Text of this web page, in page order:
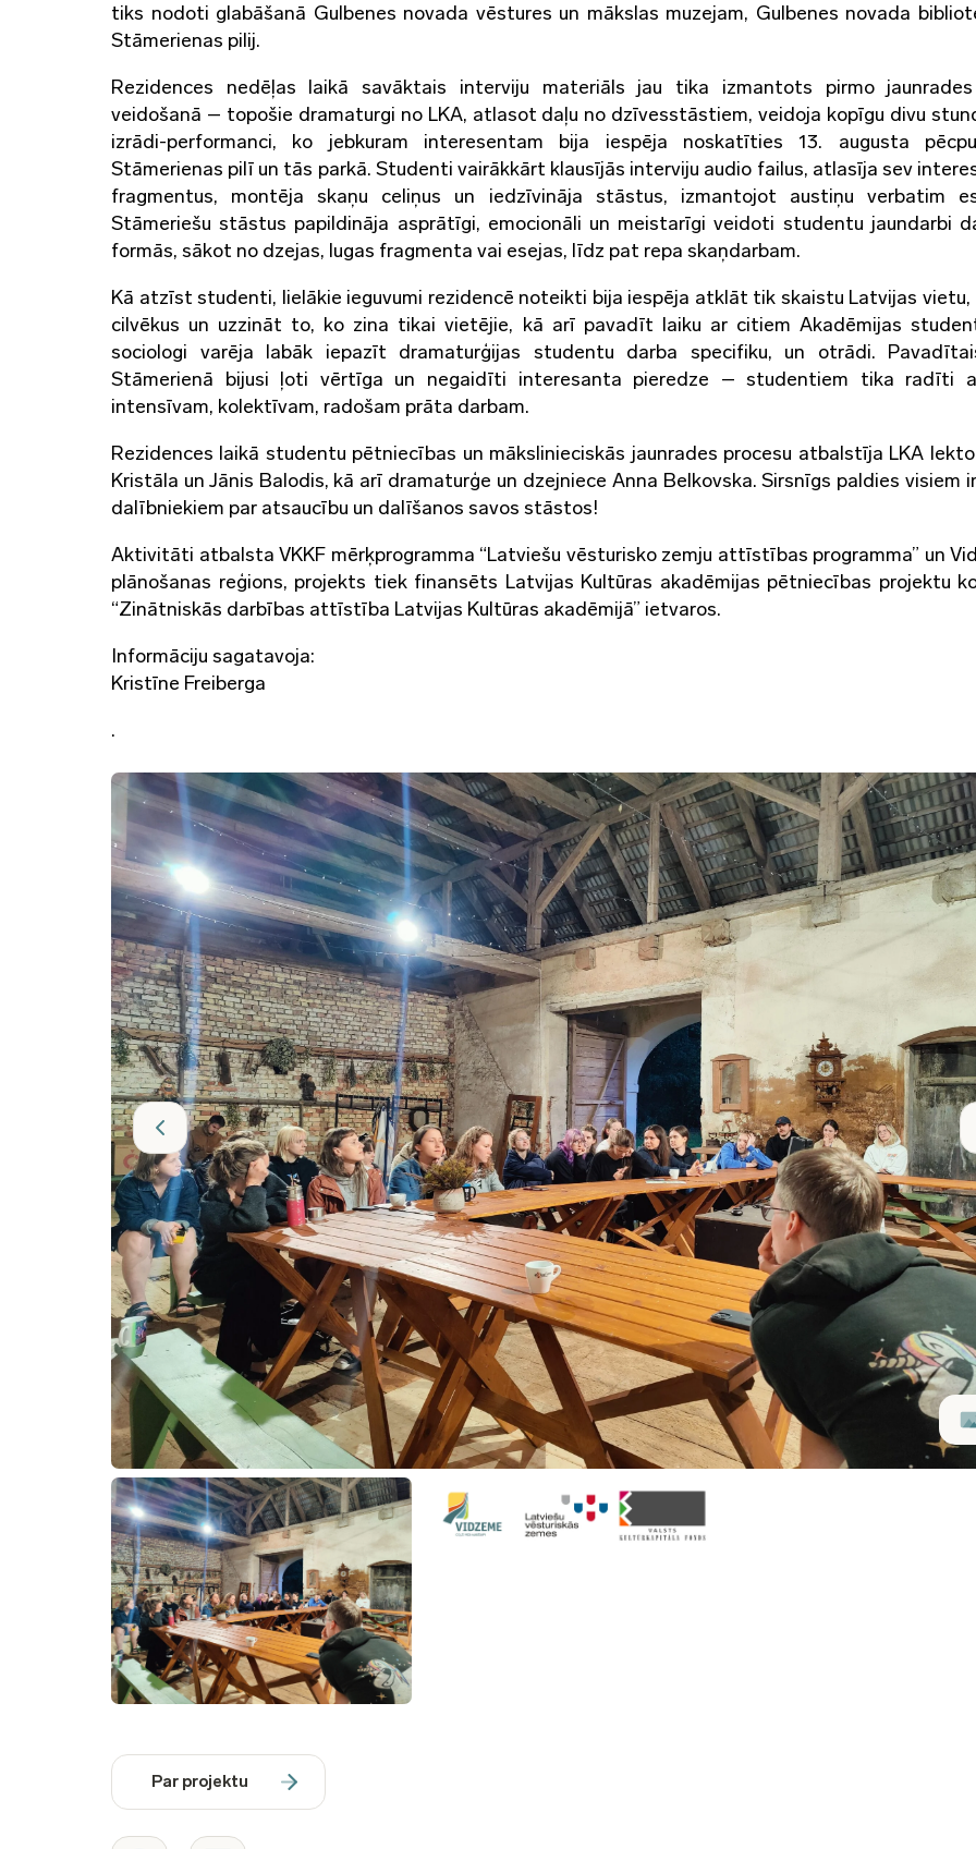
tiks nodoti glabāšanā Gulbenes novada vēstures un mākslas muzejam, Gulbenes novada
Stāmerienas pilij.
Rezidences nedēļas laikā savāktais interviju materiāls jau tika izmantots pirmo
veidošanā – topošie dramaturgi no LKA, atlasot daļu no dzīvesstāstiem, veidoja kopīgu divu
izrādi-performanci, ko jebkuram interesentam bija iespēja noskatīties 13. augusta
Stāmerienas pilī un tās parkā. Studenti vairākkārt klausījās interviju audio failus, atlasīja sev
fragmentus, montēja skaņu celiņus un iedzīvināja stāstus, izmantojot austiņu verbatim
Stāmeriešu stāstus papildināja asprātīgi, emocionāli un meistarīgi veidoti studentu jaundarbi
formās, sākot no dzejas, lugas fragmenta vai esejas, līdz pat repa skaņdarbam.
Kā atzīst studenti, lielākie ieguvumi rezidencē noteikti bija iespēja atklāt tik skaistu Latvijas
cilvēkus un uzzināt to, ko zina tikai vietējie, kā arī pavadīt laiku ar citiem Akadēmijas
sociologi varēja labāk iepazīt dramaturģijas studentu darba specifiku, un otrādi.
Stāmerienā bijusi ļoti vērtīga un negaidīti interesanta pieredze – studentiem tika radīti
intensīvam, kolektīvam, radošam prāta darbam.
Rezidences laikā studentu pētniecības un mākslinieciskās jaunrades procesu atbalstīja LKA
Kristāla un Jānis Balodis, kā arī dramaturģe un dzejniece Anna Belkovska. Sirsnīgs paldies visiem
dalībniekiem par atsaucību un dalīšanos savos stāstos!
Aktivitāti atbalsta VKKF mērķprogramma “Latviešu vēsturisko zemju attīstības programma” un
plānošanas reģions, projekts tiek finansēts Latvijas Kultūras akadēmijas pētniecības projektu
“Zinātniskās darbības attīstība Latvijas Kultūras akadēmijā” ietvaros.
Informāciju sagatavoja:
Kristīne Freiberga
.
Par projektu